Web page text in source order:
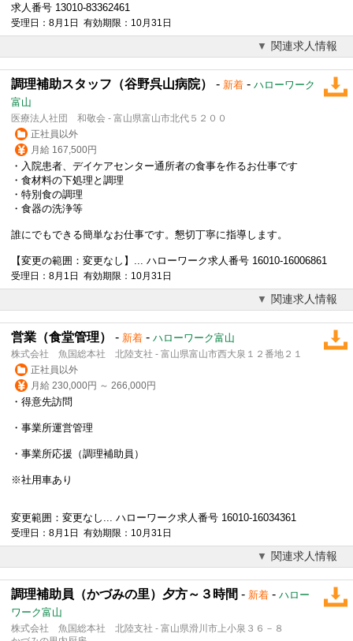
求人番号 13010-83362461
受理日：8月1日 有効期限：10月31日
関連求人情報
調理補助スタッフ（谷野呉山病院） - 新着 - ハローワーク
富山
医療法人社団 和敬会 - 富山県富山市北代５２００
正社員以外
月給 167,500円
・入院患者、デイケアセンター通所者の食事を作るお仕事です
・食材料の下処理と調理
・特別食の調理
・食器の洗浄等
誰にでもできる簡単なお仕事です。懇切丁寧に指導します。
【変更の範囲：変更なし】... ハローワーク求人番号 16010-16006861
受理日：8月1日 有効期限：10月31日
関連求人情報
営業（食堂管理） - 新着 - ハローワーク富山
株式会社 魚国総本社 北陸支社 - 富山県富山市西大泉１２番地２１
正社員以外
月給 230,000円 ～ 266,000円
・得意先訪問
・事業所運営管理
・事業所応援（調理補助 員）
※社用車あり
変更範囲：変更なし... ハローワーク求人番号 16010-16034361
受理日：8月1日 有効期限：10月31日
関連求人情報
調理補助員（かづみの里）夕方～３時間 - 新着 - ハロー
ワーク富山
株式会社 魚国総本社 北陸支社 - 富山県滑川市上小泉３６－８